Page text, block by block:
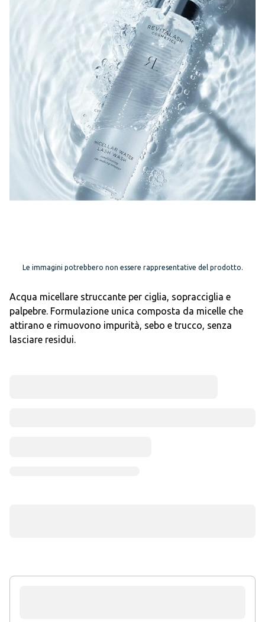
Le immagini potrebbero non essere rappresentative del prodotto.
Acqua micellare struccante per ciglia, sopracciglia e
palpebre. Formulazione unica composta da micelle che
attirano e rimuovono impurità, sebo e trucco, senza
lasciare residui.